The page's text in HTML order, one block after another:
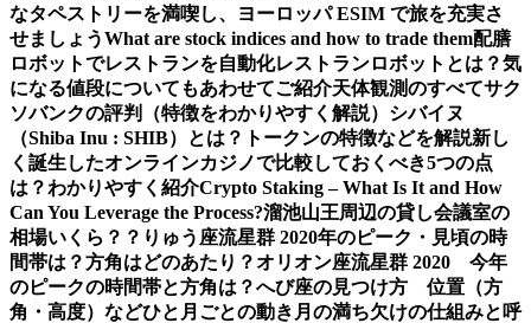
なタペストリーを満喫し、ヨーロッパ ESIM で旅を充実さ
せましょうWhat are stock indices and how to trade them配膳
ロボットでレストランを自動化レストランロボットとは？気
になる値段についてもあわせてご紹介天体観測のすべてサク
ソバンクの評判（特徴をわかりやすく解説） シバイヌ
（Shiba Inu : SHIB）とは？トークンの特徴などを解説新し
く誕生したオンラインカジノで比較しておくべき5つの点
は？わかりやすく紹介Crypto Staking – What Is It and How
Can You Leverage the Process?溜池山王周辺の貸し会議室の
相場いくら？？ りゅう座流星群 2020年のピーク・見頃の時
間帯は？方角はどのあたり？オリオン座流星群 2020 今年
のピークの時間帯と方角は？へび座の見つけ方 位置（方
角・高度）などひと月ごとの動き 月の満ち欠けの仕組みと呼